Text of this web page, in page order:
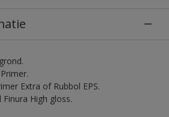
Extra of Rubbol EPS.
High gloss.